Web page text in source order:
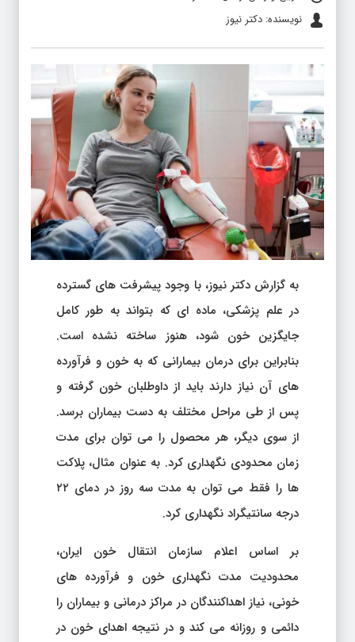
نویسنده: دکتر نیوز
به گزارش دکتر نیوز، با وجود پیشرفت های گسترده
در علم پزشکی، ماده ای که بتواند به طور کامل
جایگزین خون شود، هنوز ساخته نشده است.
بنابراین برای درمان بیمارانی که به خون و فرآورده
های آن نیاز دارند باید از داوطلبان خون گرفته و
پس از طی مراحل مختلف به دست بیماران برسد.
از سوی دیگر، هر محصول را می توان برای مدت
زمان محدودی نگهداری کرد. به عنوان مثال، پلاکت
ها را فقط می توان به مدت سه روز در دمای ۲۲
درجه سانتیگراد نگهداری کرد.
بر اساس اعلام سازمان انتقال خون ایران،
محدودیت مدت نگهداری خون و فرآورده های
خونی، نیاز اهداکنندگان در مراکز درمانی و بیماران را
دائمی و روزانه می کند و در نتیجه اهدای خون در